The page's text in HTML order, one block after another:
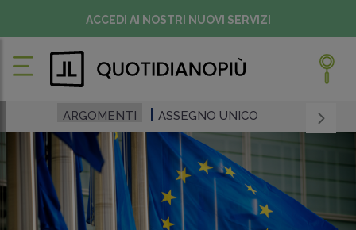
ACCEDI AI NOSTRI NUOVI SERVIZI
ARGOMENTI ASSEGNO UNICO